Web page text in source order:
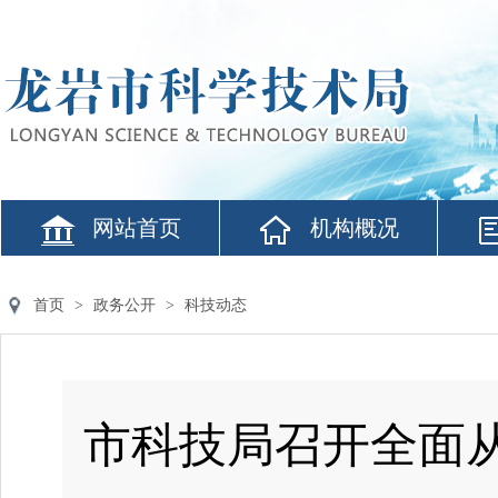
网站首页 机构概况
首页 > 政务公开 > 科技动态
市科技局召开全面